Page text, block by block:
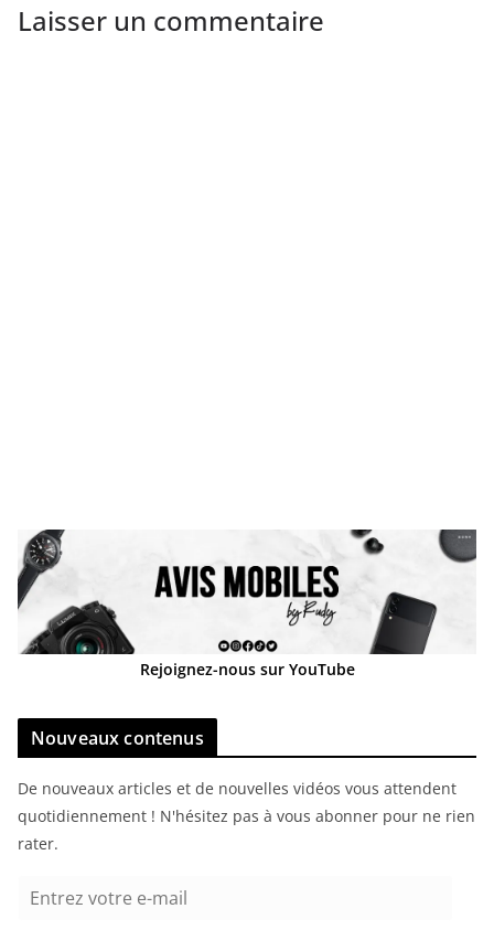
Laisser un commentaire
Rejoignez-nous sur YouTube
Nouveaux contenus
De nouveaux articles et de nouvelles vidéos vous attendent
quotidiennement ! N'hésitez pas à vous abonner pour ne rien
rater.